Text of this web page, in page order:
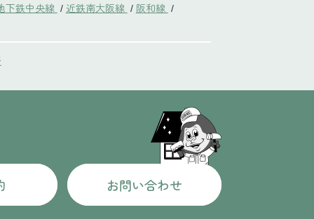
下鉄中央線 / 近鉄南大阪線 / 阪和線 /
お問い合わせ